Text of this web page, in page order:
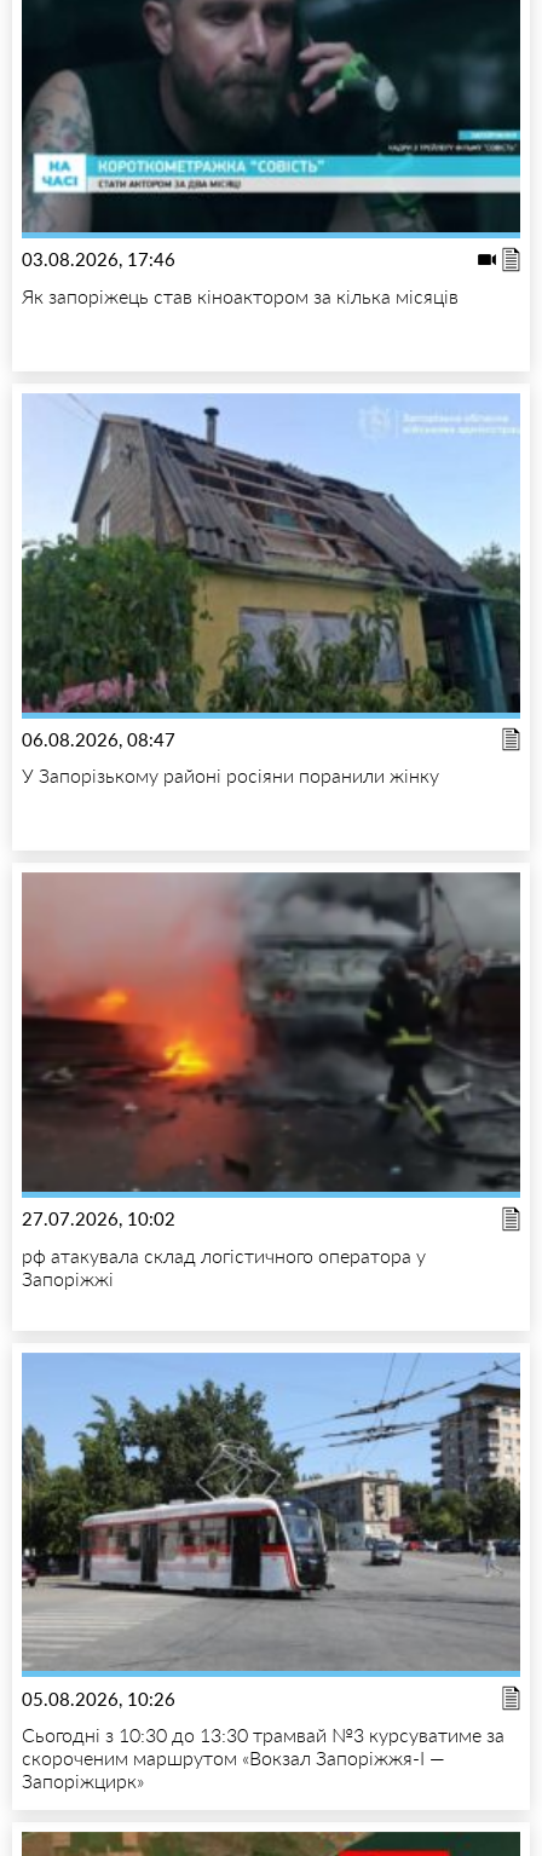
03.08.2026, 17:46
Як запоріжець став кіноактором за кілька місяців
06.08.2026, 08:47
У Запорізькому районі росіяни поранили жінку
27.07.2026, 10:02
рф атакувала склад логістичного оператора у
Запоріжжі
05.08.2026, 10:26
Сьогодні з 10:30 до 13:30 трамвай №3 курсуватиме за
скороченим маршрутом «Вокзал Запоріжжя-I —
Запоріжцирк»